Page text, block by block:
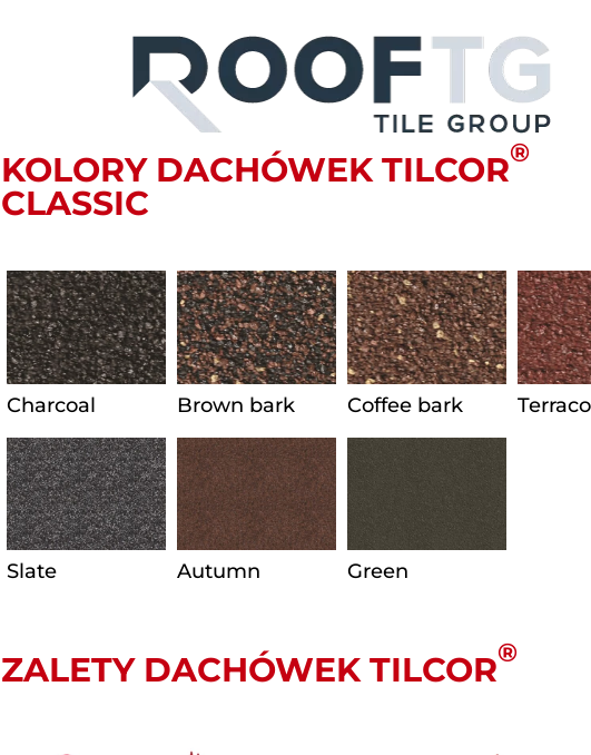
KOLORY DACHÓWEK TILCOR®
CLASSIC
Charcoal Brown bark Coffee bark
Slate Autumn Green
ZALETY DACHÓWEK TILCOR®